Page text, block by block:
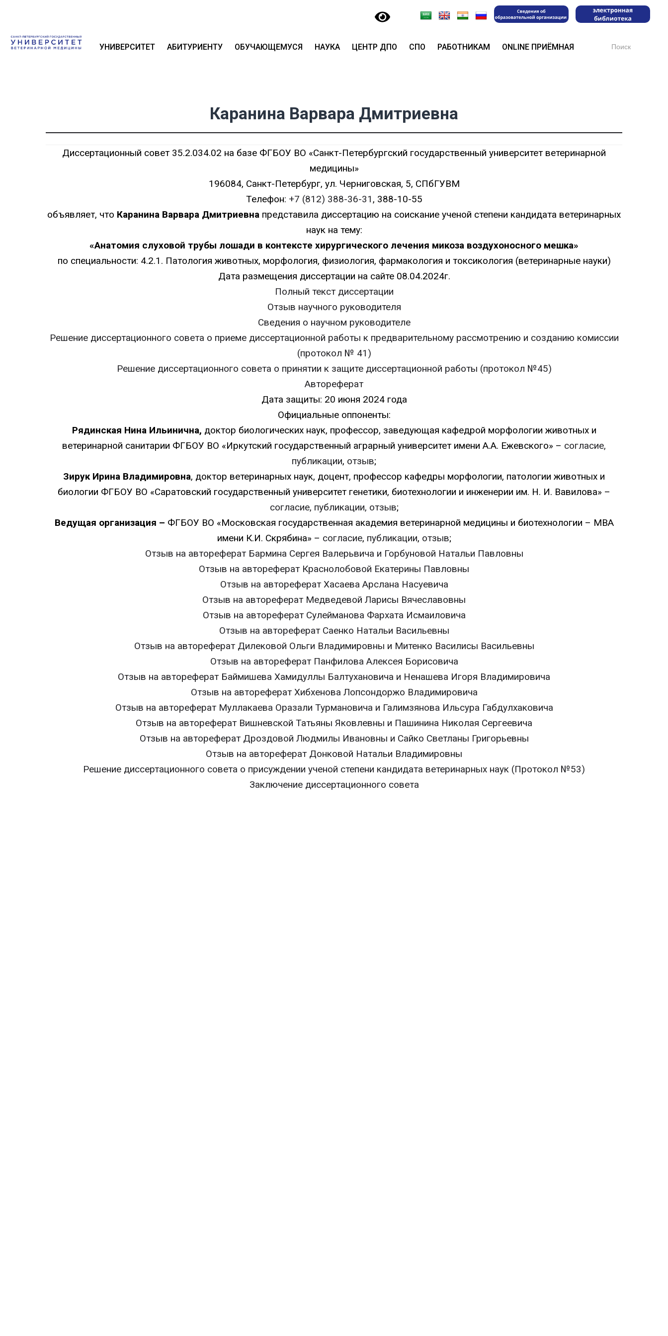
УНИВЕРСИТЕТ АБИТУРИЕНТУ ОБУЧАЮЩЕМУСЯ НАУКА ЦЕНТР ДПО СПО РАБОТНИКАМ ONLINE ПРИЁМНАЯ for:
Каранина Варвара Дмитриевна
Диссертационный совет 35.2.034.02 на базе ФГБОУ ВО «Санкт-Петербургский государственный университет ветеринарной
медицины»
196084, Санкт-Петербург, ул. Черниговская, 5, СПбГУВМ
Телефон: +7 (812) 388-36-31 , 388-10-55
объявляет, что Каранина Варвара Дмитриевна представила диссертацию на соискание ученой степени кандидата ветеринарных
наук на тему:
«Анатомия слуховой трубы лошади в контексте хирургического лечения микоза воздухоносного мешка»
по специальности: 4.2.1. Патология животных, морфология, физиология, фармакология и токсикология (ветеринарные науки)
Дата размещения диссертации на сайте 08.04.2024г.
Полный текст диссертации
Отзыв научного руководителя
Сведения о научном руководителе
Решение диссертационного совета о приеме диссертационной работы к предварительному рассмотрению и созданию комиссии
(протокол № 41)
Решение диссертационного совета о принятии к защите диссертационной работы (протокол №45)
Автореферат
Дата защиты: 20 июня 2024 года
Официальные оппоненты:
Рядинская Нина Ильинична, доктор биологических наук, профессор, заведующая кафедрой морфологии животных и
ветеринарной санитарии ФГБОУ ВО «Иркутский государственный аграрный университет имени А.А. Ежевского» – согласие,
публикации, отзыв;
Зирук Ирина Владимировна, доктор ветеринарных наук, доцент, профессор кафедры морфологии, патологии животных и
биологии ФГБОУ ВО «Саратовский государственный университет генетики, биотехнологии и инженерии им. Н. И. Вавилова» –
согласие, публикации, отзыв;
Ведущая организация – ФГБОУ ВО «Московская государственная академия ветеринарной медицины и биотехнологии – МВА
имени К.И. Скрябина» – согласие, публикации, отзыв;
Отзыв на автореферат Бармина Сергея Валерьвича и Горбуновой Натальи Павловны
Отзыв на автореферат Краснолобовой Екатерины Павловны
Отзыв на автореферат Хасаева Арслана Насуевича
Отзыв на автореферат Медведевой Ларисы Вячеславовны
Отзыв на автореферат Сулейманова Фархата Исмаиловича
Отзыв на автореферат Саенко Натальи Васильевны
Отзыв на автореферат Дилековой Ольги Владимировны и Митенко Василисы Васильевны
Отзыв на автореферат Панфилова Алексея Борисовича
Отзыв на автореферат Баймишева Хамидуллы Балтухановича и Ненашева Игоря Владимировича
Отзыв на автореферат Хибхенова Лопсондоржо Владимировича
Отзыв на автореферат Муллакаева Оразали Турмановича и Галимзянова Ильсура Габдулхаковича
Отзыв на автореферат Вишневской Татьяны Яковлевны и Пашинина Николая Сергеевича
Отзыв на автореферат Дроздовой Людмилы Ивановны и Сайко Светланы Григорьевны
Отзыв на автореферат Донковой Натальи Владимировны
Решение диссертационного совета о присуждении ученой степени кандидата ветеринарных наук (Протокол №53)
Заключение диссертационного совета